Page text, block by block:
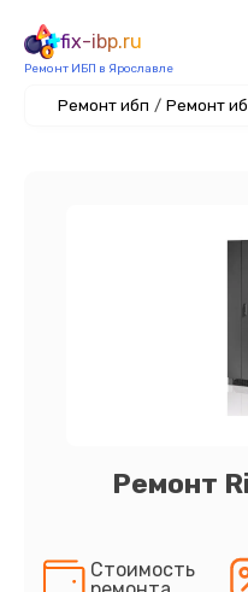
fix-ibp.ru
Ремонт ИБП в Ярославле
Ремонт ибп / Ремонт
Ремонт
Стоимость